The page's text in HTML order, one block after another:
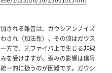
される雑音は、ガウシアンノイズ
され（加法性）、その値はガウス
方で、光ファイバ上で生じる非線
を受けますが、歪みの影響は信号
一的に扱うのが困難です。ガウシ